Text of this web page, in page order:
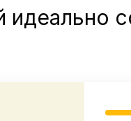
идеально